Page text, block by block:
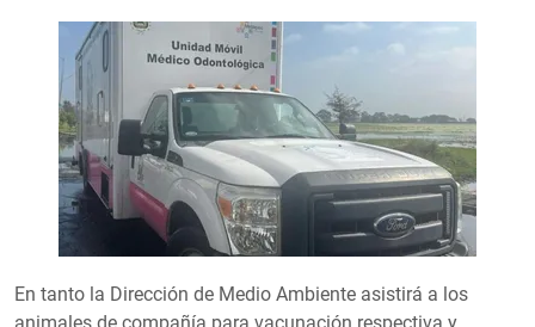
En tanto la Dirección de Medio Ambiente asistirá a los